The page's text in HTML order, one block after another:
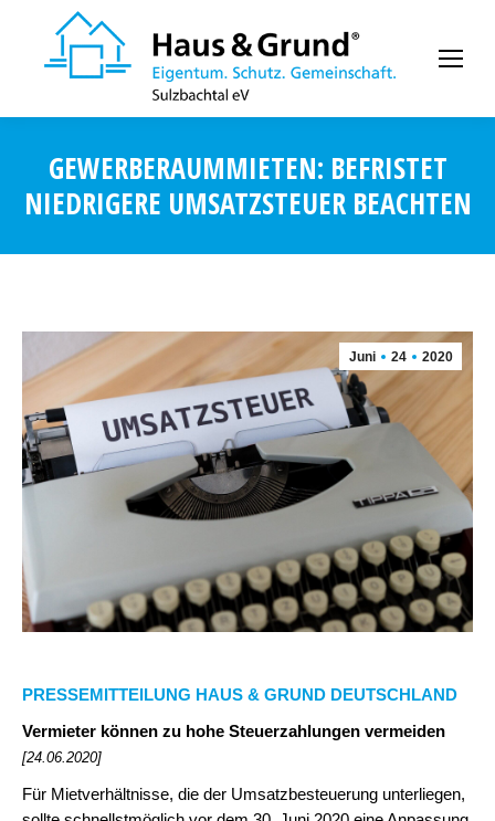
GEWERBERAUMMIETEN: BEFRISTET
NIEDRIGERE UMSATZSTEUER BEACHTEN
Juni 24 2020
PRESSEMITTEILUNG HAUS & GRUND DEUTSCHLAND
Vermieter können zu hohe Steuerzahlungen vermeiden
[24.06.2020]
Für Mietverhältnisse, die der Umsatzbesteuerung unterliegen,